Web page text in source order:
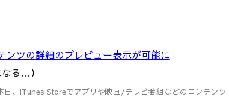
ツの詳細のプレビュー表示が可能に
る…）
、iTunes Storeでアプリや映画/テレビ番組などのコンテンツ